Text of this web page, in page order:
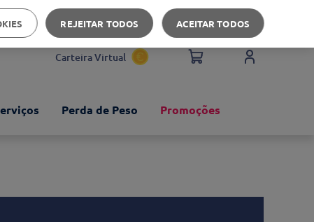
Apoio ao cliente
Carteira Virtual
Perda de Peso Promoções
REJEITAR TODOS ACEITAR TODOS